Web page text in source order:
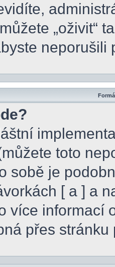
„oživit“
neporušili
toto
sobě je
[ a ] a
více informací
přes stránku